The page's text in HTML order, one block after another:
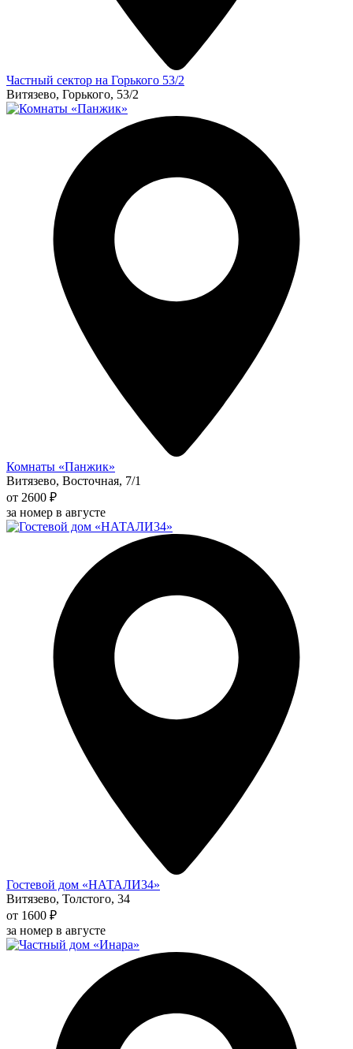
Частный сектор на Горького 53/2
Витязево, Горького, 53/2
Комнаты «Панжик»
Витязево, Восточная, 7/1
от 2600 ₽
за номер в августе
Гостевой дом «НАТАЛИ34»
Витязево, Толстого, 34
от 1600 ₽
за номер в августе